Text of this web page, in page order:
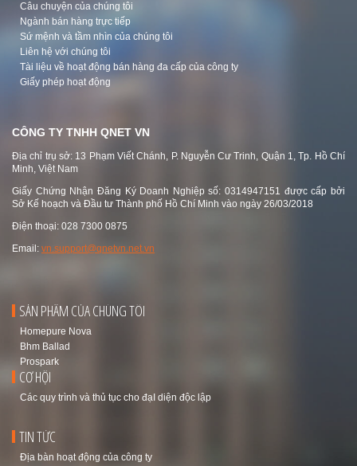
Câu chuyện của chúng tôi
Ngành bán hàng trực tiếp
Sứ mệnh và tầm nhìn của chúng tôi
Liên hệ với chúng tôi
Tài liệu về hoạt động bán hàng đa cấp của công ty
Giấy phép hoạt động
CÔNG TY TNHH QNET VN
Địa chỉ trụ sở: 13 Phạm Viết Chánh, P. Nguyễn Cư Trinh, Quận 1, Tp. Hồ Chí
Minh, Việt Nam
Giấy Chứng Nhận Đăng Ký Doanh Nghiệp số: 0314947151 được cấp bởi
Sở Kế hoạch và Đầu tư Thành phố Hồ Chí Minh vào ngày 26/03/2018
Điện thoại: 028 7300 0875
Email: vn.support@qnetvn.net.vn
SẢN PHẨM CỦA CHÚNG TÔI
Homepure Nova
Bhm Ballad
Prospark
CƠ HỘI
Các quy trình và thủ tục cho đạI diện độc lập
TIN TỨC
Địa bàn hoạt động của công ty